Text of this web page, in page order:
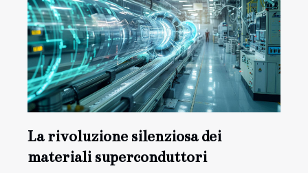
La rivoluzione silenziosa dei
materiali superconduttori